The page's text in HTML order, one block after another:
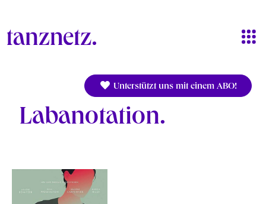
Unterstützt uns mit einem ABO!
Labanotation